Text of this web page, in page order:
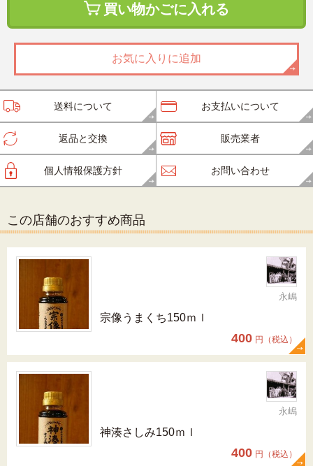
買い物かごに入れる
お気に入りに追加
送料について お支払いについて
返品と交換 販売業者
個人情報保護方針 お問い合わせ
この店舗のおすすめ商品
永嶋
宗像うまくち150ｍｌ
400 円（税込）
永嶋
神湊さしみ150ｍｌ
400 円（税込）